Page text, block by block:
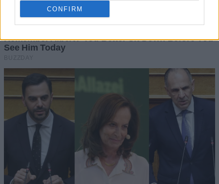
CONFIRM